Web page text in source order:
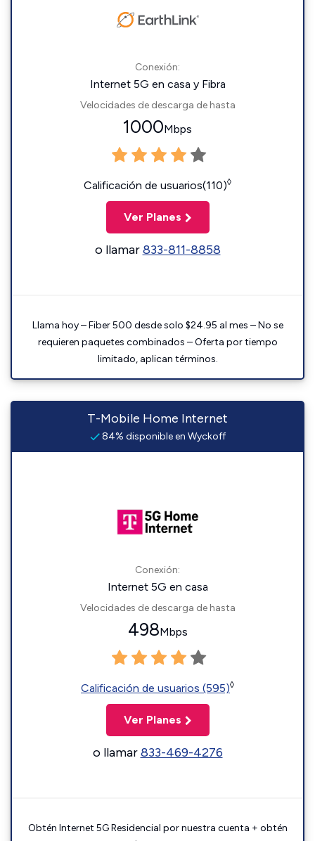
Conexión:
Internet 5G en casa y Fibra
Velocidades de descarga de hasta
1000Mbps
Calificación de usuarios(110)◊
Ver Planes
o llamar833-811-8858
Llama hoy – Fiber 500 desde solo $24.95 al mes – No se
requieren paquetes combinados – Oferta por tiempo
limitado, aplican términos.
T-Mobile Home Internet
84% disponible en Wyckoff
Conexión:
Internet 5G en casa
Velocidades de descarga de hasta
498Mbps
Calificación de usuarios (595)◊
Ver Planes
o llamar833-469-4276
Obtén Internet 5G Residencial por nuestra cuenta + obtén